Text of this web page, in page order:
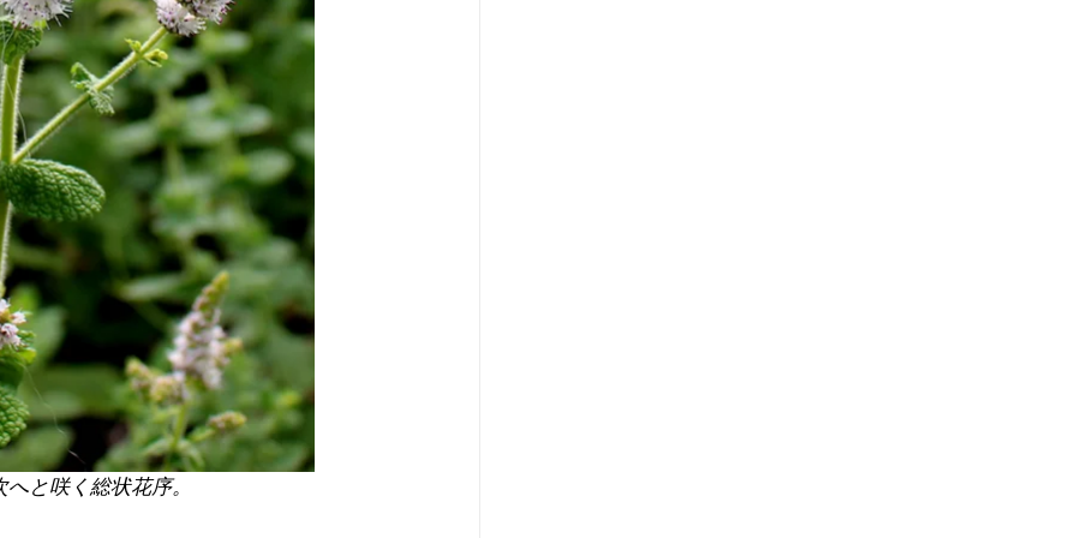
と咲く総状花序。